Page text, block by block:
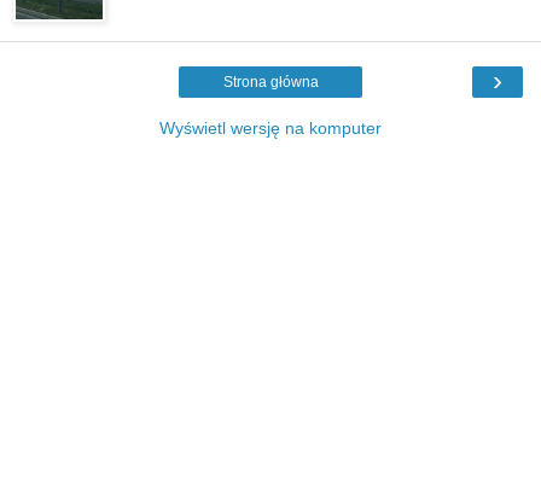
›
Strona główna
Wyświetl wersję na komputer